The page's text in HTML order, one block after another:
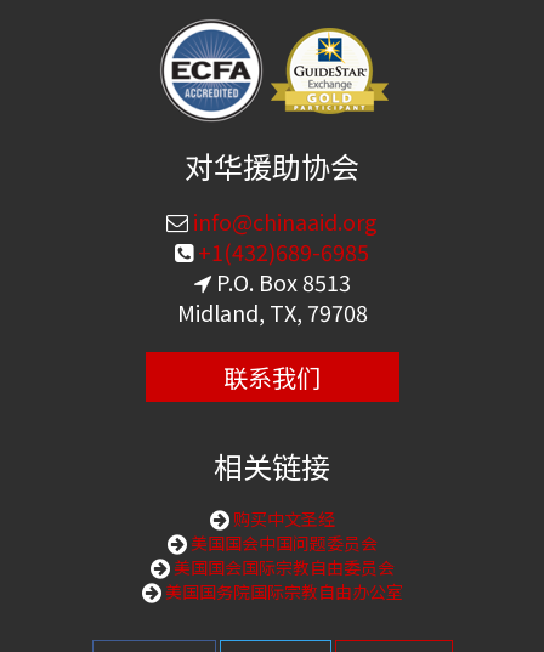
对华援助协会
info@chinaaid.org
+1(432)689-6985
P.O. Box 8513
Midland, TX, 79708
联系我们
相关链接
购买中文圣经
美国国会中国问题委员会
美国国会国际宗教自由委员会
美国国务院国际宗教自由办公室